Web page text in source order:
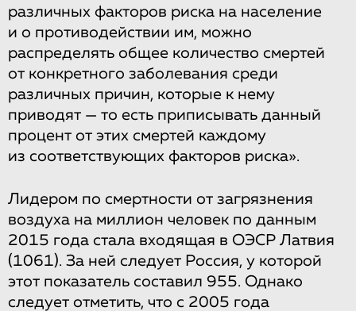
различных факторов риска на население
и о противодействии им, можно
распределять общее количество смертей
от конкретного заболевания среди
различных причин, которые к нему
приводят — то есть приписывать данный
процент от этих смертей каждому
из соответствующих факторов риска».
Лидером по смертности от загрязнения
воздуха на миллион человек по данным
2015 года стала входящая в ОЭСР Латвия
(1061). За ней следует Россия, у которой
этот показатель составил 955. Однако
следует отметить, что с 2005 года